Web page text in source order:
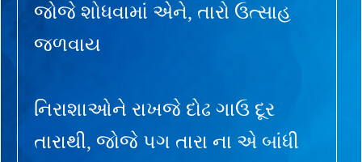
જોજે શોધવામાં એને, તારો ઉત્સાહ
જળવાય
નિરાશાઓને રાખજે દોઢ ગાઉ દૂર
તારાથી, જોજે પગ તારા ના એ બાંધી